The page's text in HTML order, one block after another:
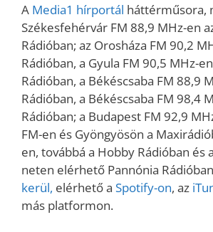
A Media1 hírportál háttérműsora,
Székesfehérvár FM 88,9 MHz-en
Rádióban; az Orosháza FM 90,2
Rádióban, a Gyula FM 90,5 MHz-
Rádióban, a Békéscsaba FM 88,9
Rádióban, a Békéscsaba FM 98,4
Rádióban; a Budapest FM 92,9
FM-en és Gyöngyösön a
en, továbbá a Hobby Rádióban és
neten elérhető Pannónia
kerül, elérhető a Spotify-on, az
más platformon.